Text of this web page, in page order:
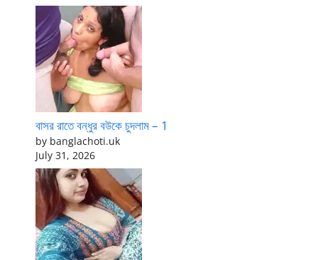
বাসর রাতে বন্ধুর বউকে চুদলাম – 1
by banglachoti.uk
July 31, 2026